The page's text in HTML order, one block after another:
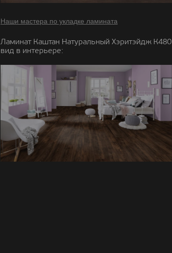
Наши мастера по укладке ламината
Ламинат Каштан Натуральный Хэритэйдж К480
вид в интерьере: